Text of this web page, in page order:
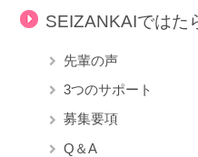
SEIZANKAIではた
先輩の声
3つのサポート
募集要項
Q＆A